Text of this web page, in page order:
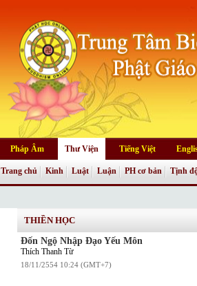
Pháp Âm Thư Viện Tiếng Việt
Trang chủ Kinh Luật Luận PH cơ bản Tịnh
THIỀN HỌC
Đốn Ngộ Nhập Đạo Yếu Môn
Thích Thanh Từ
18/11/2554 10:24 (GMT+7)